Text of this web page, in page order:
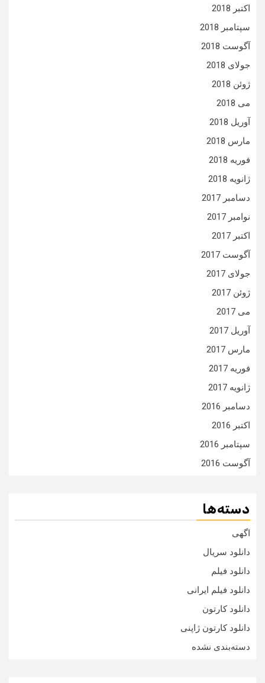
اکتبر 2018
سپتامبر 2018
آگوست 2018
جولای 2018
ژوئن 2018
می 2018
آوریل 2018
مارس 2018
فوریه 2018
ژانویه 2018
دسامبر 2017
نوامبر 2017
اکتبر 2017
آگوست 2017
جولای 2017
ژوئن 2017
می 2017
آوریل 2017
مارس 2017
فوریه 2017
ژانویه 2017
دسامبر 2016
اکتبر 2016
سپتامبر 2016
آگوست 2016
دسته‌ها
اگهی
دانلود سریال
دانلود فیلم
دانلود فیلم ایرانی
دانلود کارتون
دانلود کارتون ژاپنی
دسته‌بندی نشده